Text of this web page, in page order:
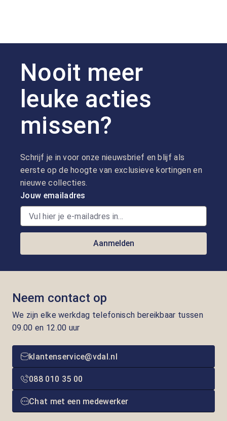
Nooit meer
leuke acties
missen?
Schrijf je in voor onze nieuwsbrief en blijf als
eerste op de hoogte van exclusieve kortingen en
nieuwe collecties.
Jouw emailadres
Aanmelden
Neem contact op
We zijn elke werkdag telefonisch bereikbaar tussen
09.00 en 12.00 uur
klantenservice@vdal.nl
088 010 35 00
Chat met een medewerker